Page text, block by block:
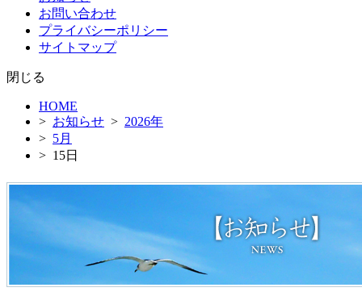
お問い合わせ
プライバシーポリシー
サイトマップ
閉じる
HOME
> お知らせ > 2026年
> 5月
> 15日